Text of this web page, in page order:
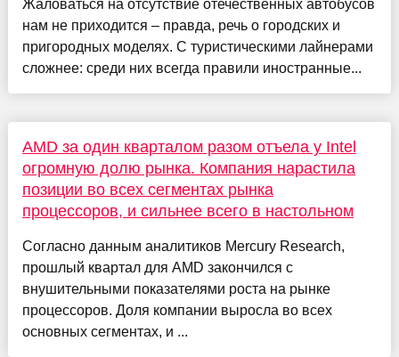
Жаловаться на отсутствие отечественных автобусов
нам не приходится – правда, речь о городских и
пригородных моделях. С туристическими лайнерами
сложнее: среди них всегда правили иностранные...
AMD за один кварталом разом отъела у Intel
огромную долю рынка. Компания нарастила
позиции во всех сегментах рынка
процессоров, и сильнее всего в настольном
Согласно данным аналитиков Mercury Research,
прошлый квартал для AMD закончился с
внушительными показателями роста на рынке
процессоров. Доля компании выросла во всех
основных сегментах, и ...